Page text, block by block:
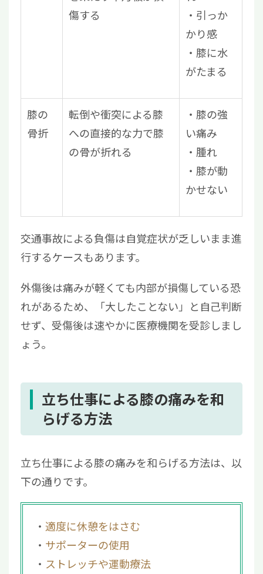
傷する
引っか
かり感
膝に水
がたまる
膝の
骨折
転倒や衝突による膝
への直接的な力で膝
の骨が折れる
膝の強
い痛み
腫れ
膝が動
かせない
交通事故による負傷は自覚症状が乏しいまま進
行するケースもあります。
外傷後は痛みが軽くても内部が損傷している恐
れがあるため、「大したことない」と自己判断
せず、受傷後は速やかに医療機関を受診しまし
ょう。
立ち仕事による膝の痛みを和
らげる方法
立ち仕事による膝の痛みを和らげる方法は、以
下の通りです。
適度に休憩をはさむ
サポーターの使用
ストレッチや運動療法